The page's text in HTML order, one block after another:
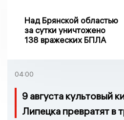
Над Брянской областью
за сутки уничтожено
138 вражеских БПЛА
04:00
9 августа культовый
Липецка превратят в